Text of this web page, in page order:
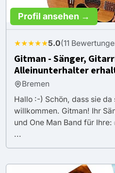
Profil ansehen →
★★★★★5.0(11
Gitman - Sänger,
Alleinunterhalter
Bremen
Hallo :-) Schön, dass sie
willkommen. Gitman! Ihr
und One Man Band für Ihre:
...